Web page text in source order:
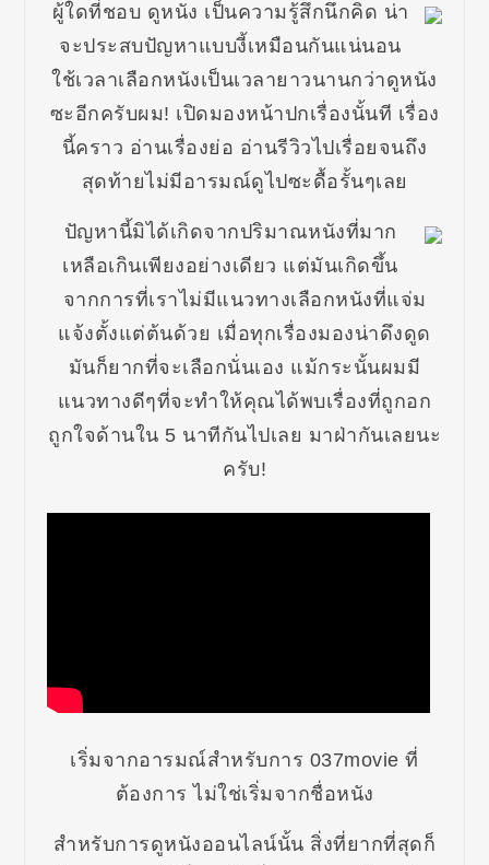
ผู้ใดที่ชอบ ดูหนัง เป็นความรู้สึกนึกคิด น่า
จะประสบปัญหาแบบงี้เหมือนกันแน่นอน
ใช้เวลาเลือกหนังเป็นเวลายาวนานกว่าดูหนัง
ซะอีกครับผม! เปิดมองหน้าปกเรื่องนั้นที เรื่อง
นี้คราว อ่านเรื่องย่อ อ่านรีวิวไปเรื่อยจนถึง
สุดท้ายไม่มีอารมณ์ดูไปซะดื้อรั้นๆเลย
ปัญหานี้มิได้เกิดจากปริมาณหนังที่มาก
เหลือเกินเพียงอย่างเดียว แต่มันเกิดขึ้น
จากการที่เราไม่มีแนวทางเลือกหนังที่แจ่ม
แจ้งตั้งแต่ต้นด้วย เมื่อทุกเรื่องมองน่าดึงดูด
มันก็ยากที่จะเลือกนั่นเอง แม้กระนั้นผมมี
แนวทางดีๆที่จะทำให้คุณได้พบเรื่องที่ถูกอก
ถูกใจด้านใน 5 นาทีกันไปเลย มาฝ่ากันเลยนะ
ครับ!
เริ่มจากอารมณ์สำหรับการ 037movie ที่
ต้องการ ไม่ใช่เริ่มจากชื่อหนัง
สำหรับการดูหนังออนไลน์นั้น สิ่งที่ยากที่สุดก็